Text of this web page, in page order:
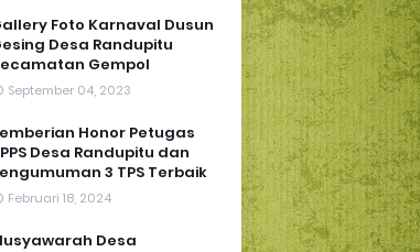
Foto Karnaval Dusun
Desa Randupitu
Gempol
September 04, 2023
Honor Petugas
Desa Randupitu dan
3 TPS Terbaik
Februari 18, 2024
Desa